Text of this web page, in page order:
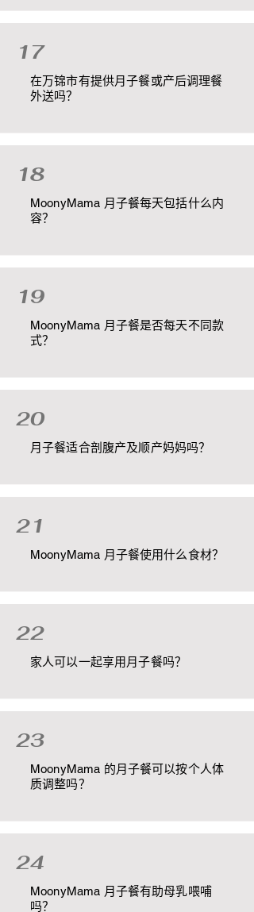
17
在万锦市有提供月子餐或产后调理餐
外送吗？
18
MoonyMama 月子餐每天包括什么内
容？
19
MoonyMama 月子餐是否每天不同款
式？
20
月子餐适合剖腹产及顺产妈妈吗？
21
MoonyMama 月子餐使用什么食材？
22
家人可以一起享用月子餐吗？
23
MoonyMama 的月子餐可以按个人体
质调整吗？
24
MoonyMama 月子餐有助母乳喂哺
吗？